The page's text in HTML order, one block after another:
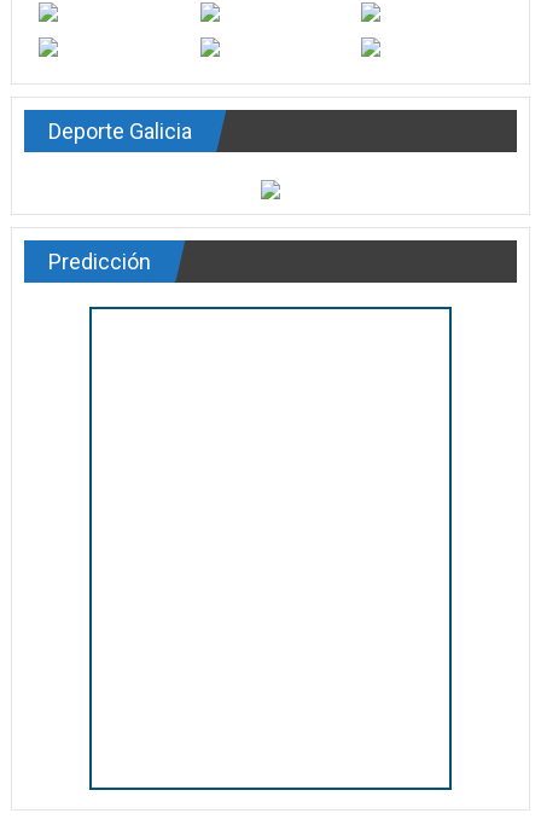
Deporte Galicia
Predicción